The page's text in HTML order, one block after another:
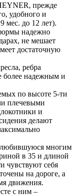
прежде
удобного и
мес. до 12 лет).
надежно
не мешает
достаточную
ребра
более надежным и
по высоте 5-ти
плечевыми
и
делают
многим
в 35 и длиной
чувствуют себя
на дороге, а
движения.
с ним –